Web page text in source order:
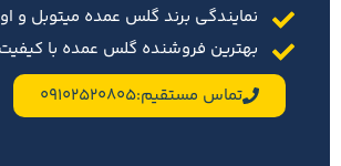
نمایندگی برند گلس عمده میتوبل و
بهترین فروشنده گلس عمده با کیفیت
تماس مستقیم:09102520805